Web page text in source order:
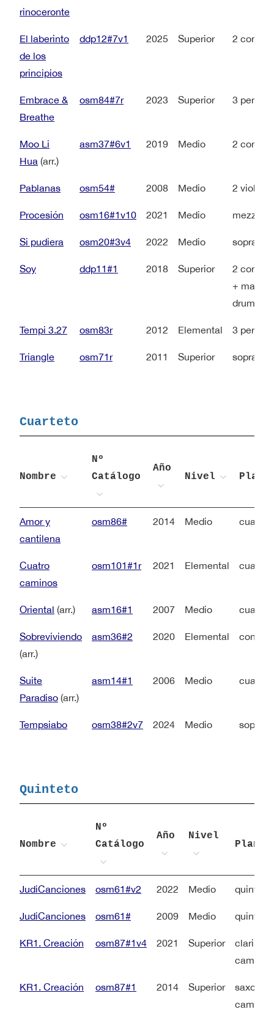
rinoceronte
El laberinto
de los
principios
ddp12#7v1 2025 Superior 2
Embrace &
Breathe
osm84#7r 2023 Superior 3
Moo Li
Hua (arr.)
asm37#6v1 2019 Medio 2
Pablanas osm54# 2008 Medio 2
Procesión osm16#1v10 2021 Medio
Si pudiera osm20#3v4 2022 Medio soprano
Soy ddp11#1 2018 Superior
2
+
drum)
Tempi 3.27 osm83r 2012 Elemental 3
Triangle osm71r 2011 Superior soprano
Cuarteto
Nombre
Nº
Catálogo
Año
Nivel
Amor y
cantilena
osm86# 2014 Medio
Cuatro
caminos
osm101#1r 2021 Elemental
Oriental (arr.) asm16#1 2007 Medio
Sobreviviendo
(arr.)
asm36#2 2020 Elemental
Suite
Paradiso (arr.)
asm14#1 2006 Medio
Tempsiabo osm38#2v7 2024 Medio
Quinteto
Nombre
Nº
Catálogo
Año Nivel
JudiCanciones osm61#v2 2022 Medio quinteto
JudiCanciones osm61# 2009 Medio quinteto
KR1. Creación osm87#1v4 2021 Superior
KR1. Creación osm87#1 2014 Superior
saxo